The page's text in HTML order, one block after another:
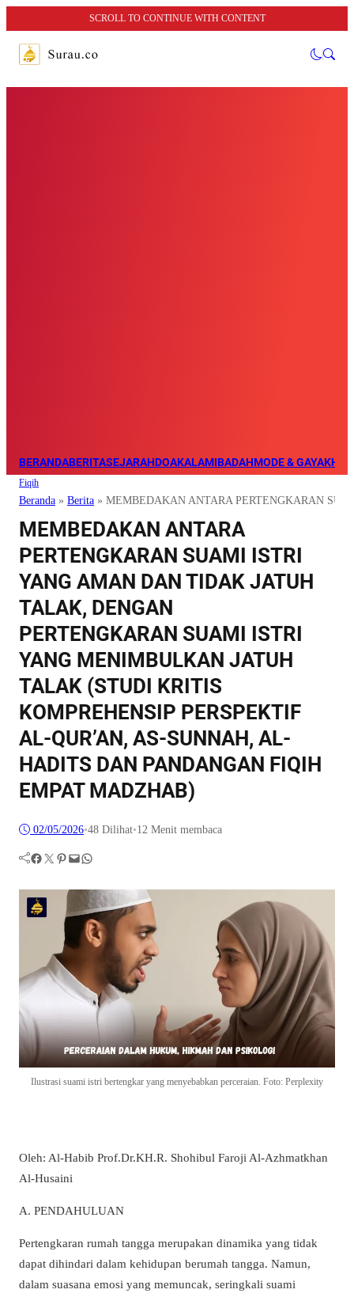
SCROLL TO CONTINUE WITH CONTENT
BERANDABERITASEJARAHDOAKALAMIBADAHMODE & GAYA
Fiqih
Beranda » Berita » MEMBEDAKAN ANTARA PERTENGKARAN
MEMBEDAKAN ANTARA
PERTENGKARAN SUAMI ISTRI
YANG AMAN DAN TIDAK JATUH
TALAK, DENGAN
PERTENGKARAN SUAMI ISTRI
YANG MENIMBULKAN JATUH
TALAK (STUDI KRITIS
KOMPREHENSIP PERSPEKTIF
AL-QUR’AN, AS-SUNNAH, AL-
HADITS DAN PANDANGAN FIQIH
EMPAT MADZHAB)
02/05/2026•48 Dilihat•12 Menit membaca
Facebook Twitter Pinterest Mail WhatsApp
Ilustrasi suami istri bertengkar yang menyebabkan perceraian. Foto: Perplexity
Oleh: Al-Habib Prof.Dr.KH.R. Shohibul Faroji Al-Azhmatkhan
Al-Husaini
A. PENDAHULUAN
Pertengkaran rumah tangga merupakan dinamika yang tidak
dapat dihindari dalam kehidupan berumah tangga. Namun,
dalam suasana emosi yang memuncak, seringkali suami